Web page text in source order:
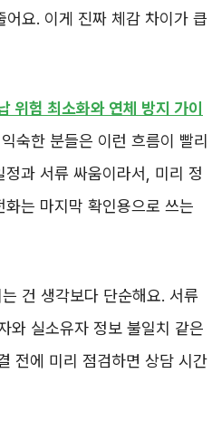
요. 이게 진짜 체감 차이가 큽
위험 최소화와 연체 방지 가이
숙한 분들은 이런 흐름이 빨리
과 서류 싸움이라서, 미리 정
는 마지막 확인용으로 쓰는
건 생각보다 단순해요. 서류
와 실소유자 정보 불일치 같은
전에 미리 점검하면 상담 시간